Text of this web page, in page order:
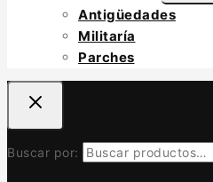
Antigüedades
Militaría
Parches
Buscar por: